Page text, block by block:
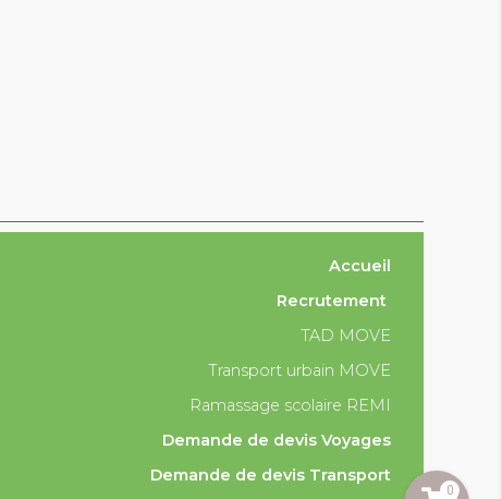
0
Accueil
Recrutement
TAD MOVE
Transport urbain MOVE
Ramassage scolaire REMI
Demande de devis Voyages
Demande de devis Transport